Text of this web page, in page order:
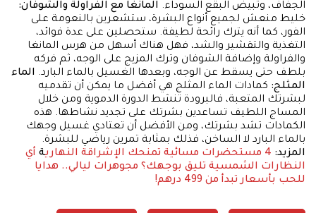
الجفاف، وتبيض البقع السوداء. المانغا مع الفراولة والشوفان:
خليط منعش لجميع أنواع البشرة، ستشعرين بالنعومة على
الفور، كما أنه يترك رائحة لطيفة. ستحصلين على عدة فوائد،
التغذية والتقشير والشد، فهل هناك أسهل من هرس المانغا
والفراولة وإضافة الشوفان وترك المزيج على الوجه، ثم فركه
بلطف حتى يسقط عن الوجه، وبعدها الغسيل بالماء البارد. الماء
المثلج: كمادات الماء المثلج هي أفضل ما يمكن أن تقدميه
لبشرتك المتعبة، فالبرودة تنشط الدورة الدموية ومن خلال
المساج اللطيف تساعدين بشرتك على تجديد نشاطها. هذه
الكمادات تشد بشرتك، ومن الأفضل أن تعتادي غسيل وجهك
بالماء البارد لا الساخن، فذلك بمثابة تمرين رياضي للبشرة.
المزيد: 4 مستحضرات مسائية تمنحك الإشراقة النهاري ة أي
النظارات الشمسية تليق بوجهك؟ مجوهرات ليالي.. هدايا
للحب بأسعار تبدأ من 499 درهم!